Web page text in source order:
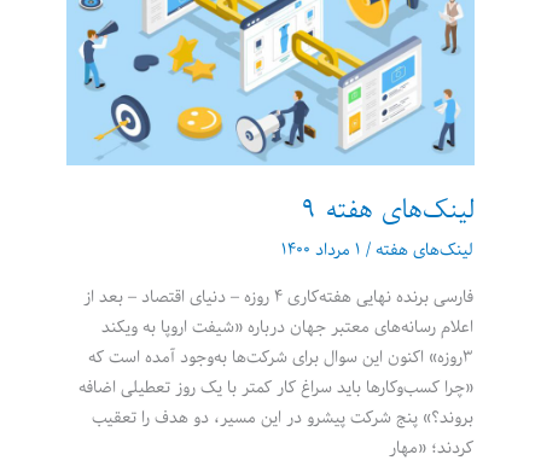
لینک‌های هفته 9
لینک‌های هفته/ ۱ مرداد ۱۴۰۰
فارسی برنده نهایی هفته‌کاری ۴ روزه – دنیای اقتصاد – بعد از
اعلام رسانه‌های معتبر جهان درباره «شیفت اروپا به ویکند
۳روزه» اکنون این سوال برای شرکت‌ها به‌وجود آمده است که
«چرا کسب‌وکارها باید سراغ کار کمتر با یک روز تعطیلی اضافه
بروند؟» پنج شرکت پیشرو در این مسیر، دو هدف را تعقیب
کردند؛ «مهار